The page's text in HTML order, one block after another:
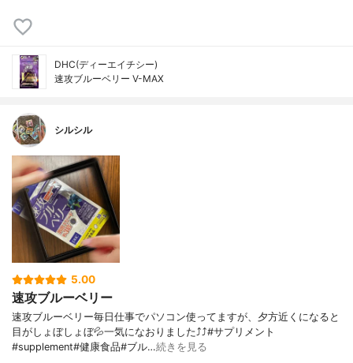
DHC(ディーエイチシー)
速攻ブルーベリー V-MAX
シルシル
5.00
速攻ブルーベリー
速攻ブルーベリー毎日仕事でパソコン使ってますが、夕方近くになると
目がしょぼしょぼ💦一気になおりました⤴︎⤴︎#サプリメント
#supplement#健康食品#ブル…続きを見る